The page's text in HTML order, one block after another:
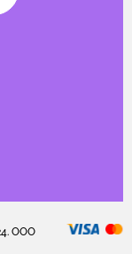
ООО